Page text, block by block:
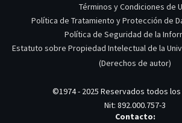
Términos y Condiciones de
Política de Tratamiento y Protección de
Política de Seguridad de la
Estatuto sobre Propiedad Intelectual de la
(Derechos de autor)
©1974 - 2025 Reservados todos
Nit: 892.000.757-3
Contacto: